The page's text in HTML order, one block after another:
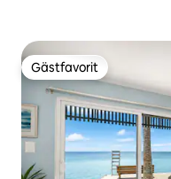
Gästfavorit
Gästfavorit